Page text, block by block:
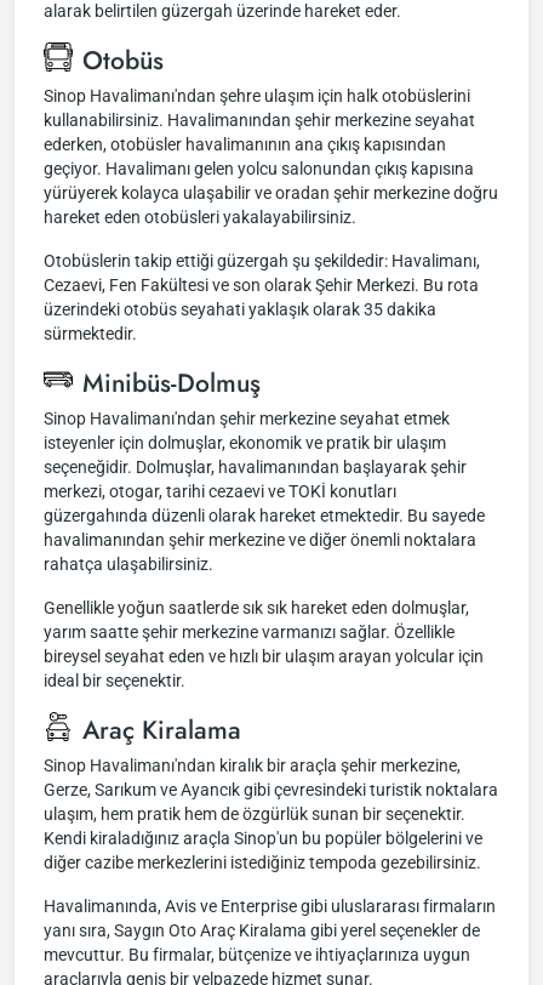
alarak belirtilen güzergah üzerinde hareket eder.
Otobüs
Sinop Havalimanı'ndan şehre ulaşım için halk otobüslerini
kullanabilirsiniz. Havalimanından şehir merkezine seyahat
ederken, otobüsler havalimanının ana çıkış kapısından
geçiyor. Havalimanı gelen yolcu salonundan çıkış kapısına
yürüyerek kolayca ulaşabilir ve oradan şehir merkezine doğru
hareket eden otobüsleri yakalayabilirsiniz.
Otobüslerin takip ettiği güzergah şu şekildedir: Havalimanı,
Cezaevi, Fen Fakültesi ve son olarak Şehir Merkezi. Bu rota
üzerindeki otobüs seyahati yaklaşık olarak 35 dakika
sürmektedir.
Minibüs-Dolmuş
Sinop Havalimanı'ndan şehir merkezine seyahat etmek
isteyenler için dolmuşlar, ekonomik ve pratik bir ulaşım
seçeneğidir. Dolmuşlar, havalimanından başlayarak şehir
merkezi, otogar, tarihi cezaevi ve TOKİ konutları
güzergahında düzenli olarak hareket etmektedir. Bu sayede
havalimanından şehir merkezine ve diğer önemli noktalara
rahatça ulaşabilirsiniz.
Genellikle yoğun saatlerde sık sık hareket eden dolmuşlar,
yarım saatte şehir merkezine varmanızı sağlar. Özellikle
bireysel seyahat eden ve hızlı bir ulaşım arayan yolcular için
ideal bir seçenektir.
Araç Kiralama
Sinop Havalimanı'ndan kiralık bir araçla şehir merkezine,
Gerze, Sarıkum ve Ayancık gibi çevresindeki turistik noktalara
ulaşım, hem pratik hem de özgürlük sunan bir seçenektir.
Kendi kiraladığınız araçla Sinop'un bu popüler bölgelerini ve
diğer cazibe merkezlerini istediğiniz tempoda gezebilirsiniz.
Havalimanında, Avis ve Enterprise gibi uluslararası firmaların
yanı sıra, Saygın Oto Araç Kiralama gibi yerel seçenekler de
mevcuttur. Bu firmalar, bütçenize ve ihtiyaçlarınıza uygun
araçlarıyla geniş bir yelpazede hizmet sunar.